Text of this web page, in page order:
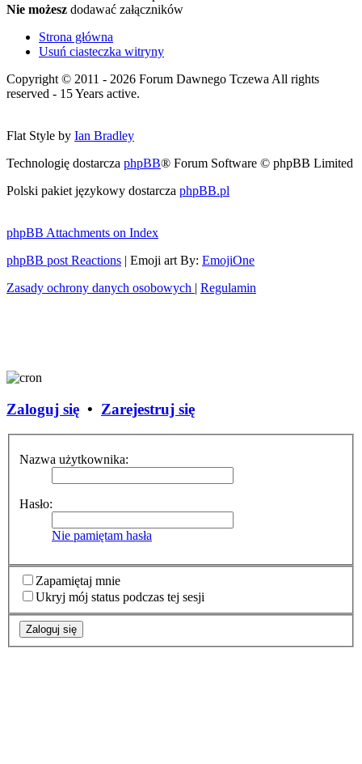
Nie możesz dodawać załączników
Strona główna
Usuń ciasteczka witryny
Copyright © 2011 - 2026 Forum Dawnego Tczewa All rights
reserved - 15 Years active.
Flat Style by Ian Bradley
Technologię dostarcza phpBB® Forum Software © phpBB Limited
Polski pakiet językowy dostarcza phpBB.pl
phpBB Attachments on Index
phpBB post Reactions | Emoji art By: EmojiOne
Zasady ochrony danych osobowych | Regulamin
Zaloguj się • Zarejestruj się
Nazwa użytkownika:
Hasło:
Nie pamiętam hasła
Zapamiętaj mnie
Ukryj mój status podczas tej sesji